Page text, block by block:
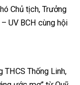
Chủ tịch, Trưởng
UV BCH cùng hội
THCS Thống Linh,